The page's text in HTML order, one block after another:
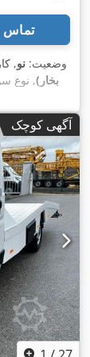
تماس
وضعیت: نو,
بخار), نوع
فضای
آگهی کوچک